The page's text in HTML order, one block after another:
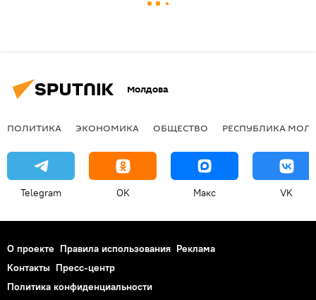
Молдова
ПОЛИТИКА ЭКОНОМИКА ОБЩЕСТВО РЕСПУБЛИКА
Telegram OK Макс VK
О проекте Правила использования Реклама
Контакты Пресс-центр
Политика конфиденциальности